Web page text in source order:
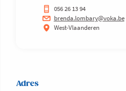
056 26 13 94
brenda.lombary@voka.be
West-Vlaanderen
Adres